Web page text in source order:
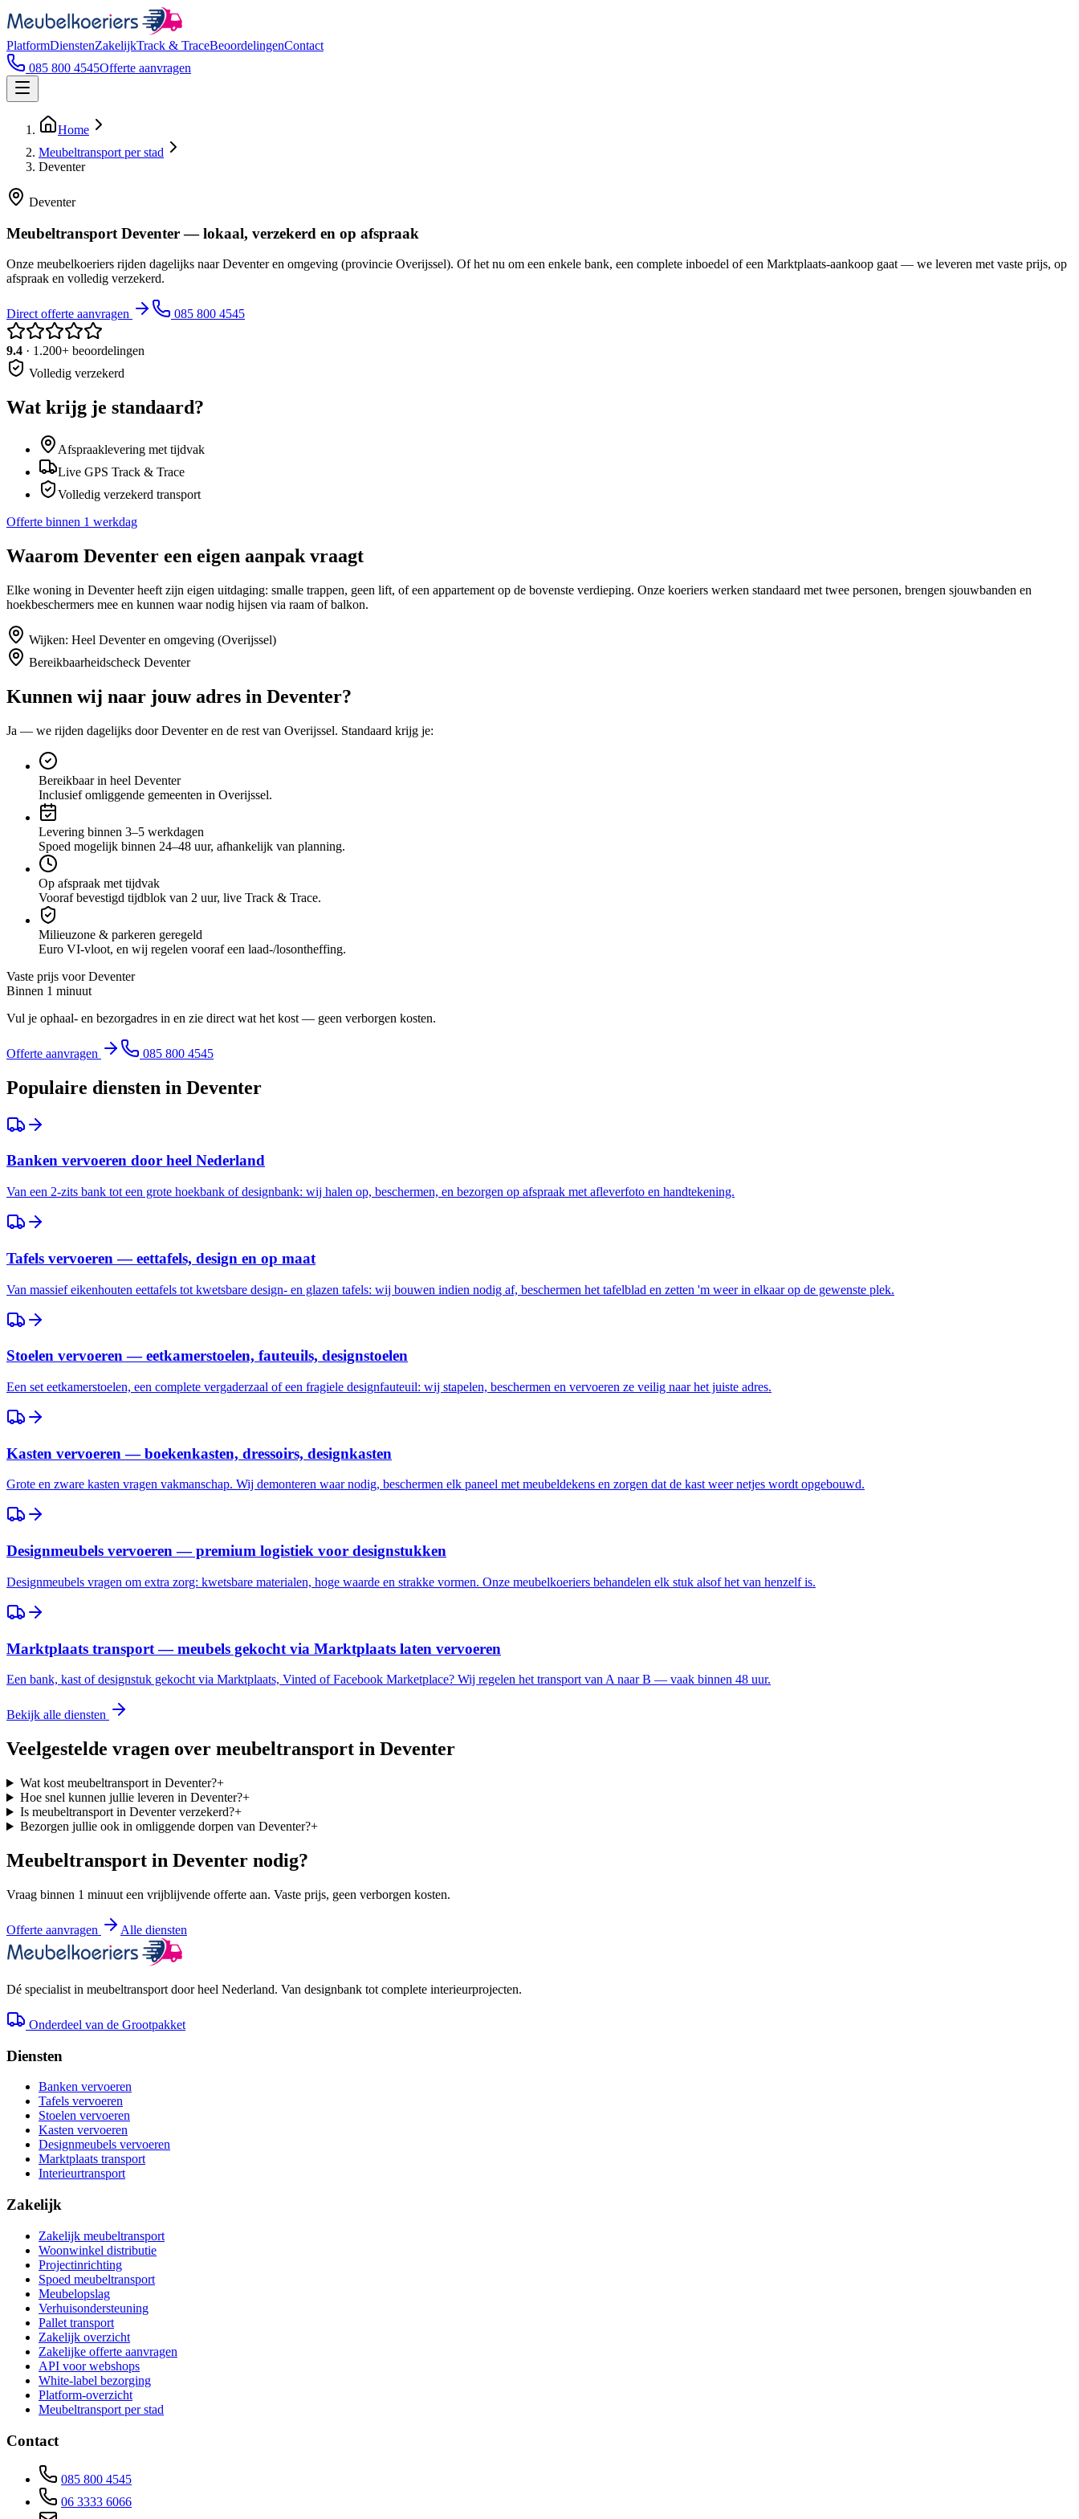
PlatformDienstenZakelijkTrack & TraceBeoordelingenContact
085 800 4545Offerte aanvragen
Home
Meubeltransport per stad
Deventer
Deventer
Meubeltransport Deventer — lokaal, verzekerd en op afspraak
Onze meubelkoeriers rijden dagelijks naar Deventer en omgeving (provincie Overijssel). Of het nu om een enkele bank, een complete inboedel of een Marktplaats-aankoop gaat — we leveren met vaste prijs, op
afspraak en volledig verzekerd.
Direct offerte aanvragen 085 800 4545
9.4 · 1.200+ beoordelingen
Volledig verzekerd
Wat krijg je standaard?
Afspraaklevering met tijdvak
Live GPS Track & Trace
Volledig verzekerd transport
Offerte binnen 1 werkdag
Waarom Deventer een eigen aanpak vraagt
Elke woning in Deventer heeft zijn eigen uitdaging: smalle trappen, geen lift, of een appartement op de bovenste verdieping. Onze koeriers werken standaard met twee personen, brengen sjouwbanden en
hoekbeschermers mee en kunnen waar nodig hijsen via raam of balkon.
Wijken: Heel Deventer en omgeving (Overijssel)
Bereikbaarheidscheck Deventer
Kunnen wij naar jouw adres in Deventer?
Ja — we rijden dagelijks doorDeventeren de rest van Overijssel. Standaard krijg je:
Bereikbaar in heel Deventer
Inclusief omliggende gemeenten in Overijssel.
Levering binnen 3–5 werkdagen
Spoed mogelijk binnen 24–48 uur, afhankelijk van planning.
Op afspraak met tijdvak
Vooraf bevestigd tijdblok van 2 uur, live Track & Trace.
Milieuzone & parkeren geregeld
Euro VI-vloot, en wij regelen vooraf een laad-/losontheffing.
Vaste prijs voorDeventer
Binnen 1 minuut
Vul je ophaal- en bezorgadres in en zie direct wat het kost — geen verborgen kosten.
Offerte aanvragen 085 800 4545
Populaire diensten in Deventer
Banken vervoeren door heel Nederland
Van een 2-zits bank tot een grote hoekbank of designbank: wij halen op, beschermen, en bezorgen op afspraak met afleverfoto en handtekening.
Tafels vervoeren — eettafels, design en op maat
Van massief eikenhouten eettafels tot kwetsbare design- en glazen tafels: wij bouwen indien nodig af, beschermen het tafelblad en zetten 'm weer in elkaar op de gewenste plek.
Stoelen vervoeren — eetkamerstoelen, fauteuils, designstoelen
Een set eetkamerstoelen, een complete vergaderzaal of een fragiele designfauteuil: wij stapelen, beschermen en vervoeren ze veilig naar het juiste adres.
Kasten vervoeren — boekenkasten, dressoirs, designkasten
Grote en zware kasten vragen vakmanschap. Wij demonteren waar nodig, beschermen elk paneel met meubeldekens en zorgen dat de kast weer netjes wordt opgebouwd.
Designmeubels vervoeren — premium logistiek voor designstukken
Designmeubels vragen om extra zorg: kwetsbare materialen, hoge waarde en strakke vormen. Onze meubelkoeriers behandelen elk stuk alsof het van henzelf is.
Marktplaats transport — meubels gekocht via Marktplaats laten vervoeren
Een bank, kast of designstuk gekocht via Marktplaats, Vinted of Facebook Marketplace? Wij regelen het transport van A naar B — vaak binnen 48 uur.
Bekijk alle diensten
Veelgestelde vragen over meubeltransport in Deventer
Wat kost meubeltransport in Deventer?+
Hoe snel kunnen jullie leveren in Deventer?+
Is meubeltransport in Deventer verzekerd?+
Bezorgen jullie ook in omliggende dorpen van Deventer?+
Meubeltransport in Deventer nodig?
Vraag binnen 1 minuut een vrijblijvende offerte aan. Vaste prijs, geen verborgen kosten.
Offerte aanvragen Alle diensten
Dé specialist in meubeltransport door heel Nederland. Van designbank tot complete interieurprojecten.
Onderdeel van de Grootpakket
Diensten
Banken vervoeren
Tafels vervoeren
Stoelen vervoeren
Kasten vervoeren
Designmeubels vervoeren
Marktplaats transport
Interieurtransport
Zakelijk
Zakelijk meubeltransport
Woonwinkel distributie
Projectinrichting
Spoed meubeltransport
Meubelopslag
Verhuisondersteuning
Pallet transport
Zakelijk overzicht
Zakelijke offerte aanvragen
API voor webshops
White-label bezorging
Platform-overzicht
Meubeltransport per stad
Contact
085 800 4545
06 3333 6066